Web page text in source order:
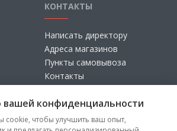
КОНТАКТЫ
Написать директору
Адреса магазинов
Пункты самовывоза
Контакты
вашей конфиденциальности
cookie, чтобы улучшить ваш опыт,